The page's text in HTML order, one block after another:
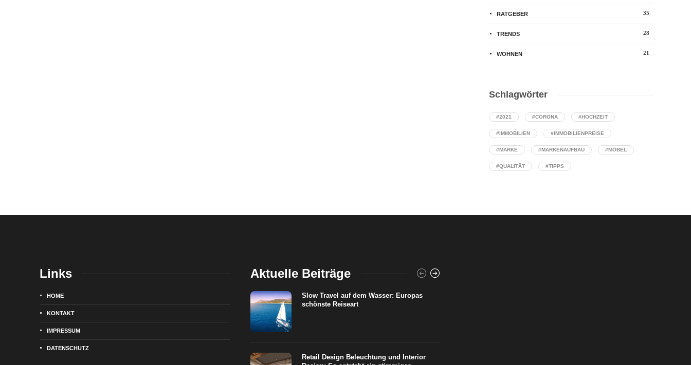
RATGEBER 35
TRENDS 28
WOHNEN 21
Schlagwörter
#2021 #CORONA #HOCHZEIT
#IMMOBILIEN #IMMOBILIENPREISE
#MARKE #MARKENAUFBAU #MÖBEL
#QUALITÄT #TIPPS
Links
HOME
KONTAKT
IMPRESSUM
DATENSCHUTZ
Aktuelle Beiträge
Slow Travel auf dem Wasser: Europas
schönste Reiseart
Retail Design Beleuchtung und Interior